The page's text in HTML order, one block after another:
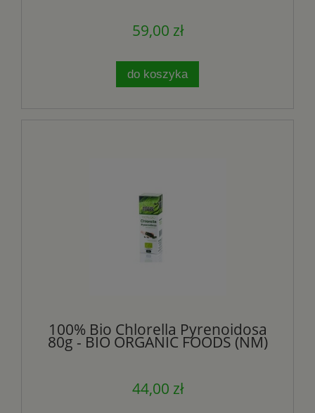
59,00 zł
do koszyka
100% Bio Chlorella Pyrenoidosa
80g - BIO ORGANIC FOODS (NM)
44,00 zł